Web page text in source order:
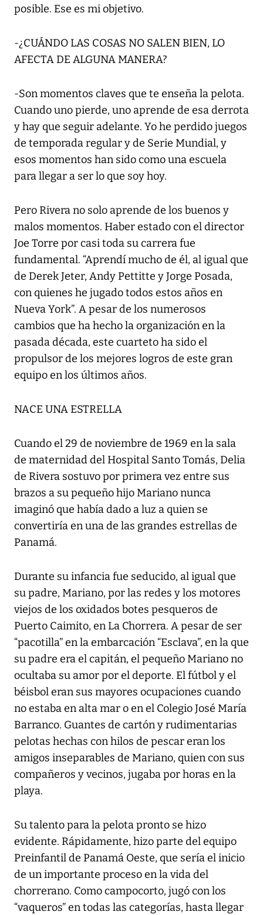
posible. Ese es mi objetivo.
-¿CUÁNDO LAS COSAS NO SALEN BIEN, LO
AFECTA DE ALGUNA MANERA?
-Son momentos claves que te enseña la pelota.
Cuando uno pierde, uno aprende de esa derrota
y hay que seguir adelante. Yo he perdido juegos
de temporada regular y de Serie Mundial, y
esos momentos han sido como una escuela
para llegar a ser lo que soy hoy.
Pero Rivera no solo aprende de los buenos y
malos momentos. Haber estado con el director
Joe Torre por casi toda su carrera fue
fundamental. “Aprendí mucho de él, al igual que
de Derek Jeter, Andy Pettitte y Jorge Posada,
con quienes he jugado todos estos años en
Nueva York”. A pesar de los numerosos
cambios que ha hecho la organización en la
pasada década, este cuarteto ha sido el
propulsor de los mejores logros de este gran
equipo en los últimos años.
NACE UNA ESTRELLA
Cuando el 29 de noviembre de 1969 en la sala
de maternidad del Hospital Santo Tomás, Delia
de Rivera sostuvo por primera vez entre sus
brazos a su pequeño hijo Mariano nunca
imaginó que había dado a luz a quien se
convertiría en una de las grandes estrellas de
Panamá.
Durante su infancia fue seducido, al igual que
su padre, Mariano, por las redes y los motores
viejos de los oxidados botes pesqueros de
Puerto Caimito, en La Chorrera. A pesar de ser
“pacotilla” en la embarcación “Esclava”, en la que
su padre era el capitán, el pequeño Mariano no
ocultaba su amor por el deporte. El fútbol y el
béisbol eran sus mayores ocupaciones cuando
no estaba en alta mar o en el Colegio José María
Barranco. Guantes de cartón y rudimentarias
pelotas hechas con hilos de pescar eran los
amigos inseparables de Mariano, quien con sus
compañeros y vecinos, jugaba por horas en la
playa.
Su talento para la pelota pronto se hizo
evidente. Rápidamente, hizo parte del equipo
Preinfantil de Panamá Oeste, que sería el inicio
de un importante proceso en la vida del
chorrerano. Como campocorto, jugó con los
“vaqueros” en todas las categorías, hasta llegar